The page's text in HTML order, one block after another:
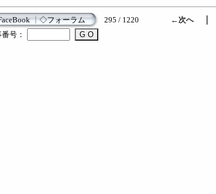
┃◇フォーラム 295 / 1220 ←次へ｜
号：